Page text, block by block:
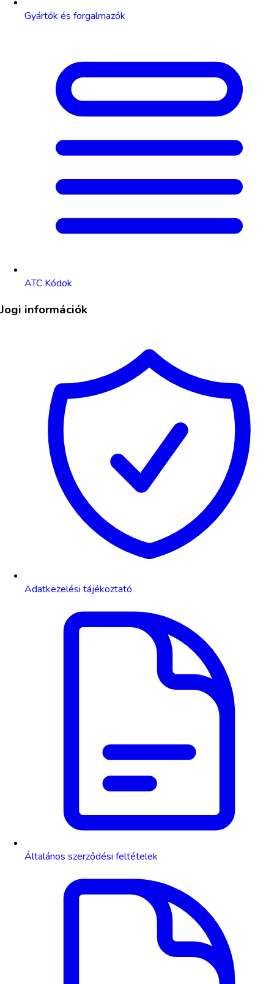
Gyártók és forgalmazók
ATC Kódok
Jogi információk
Adatkezelési tájékoztató
Általános szerződési feltételek